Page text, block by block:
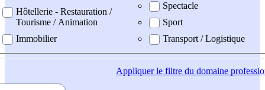
Hôtellerie - Restauration /
Tourisme / Animation
Immobilier
Spectacle
Sport
Transport / Logistique
Appliquerle filtre du domaine